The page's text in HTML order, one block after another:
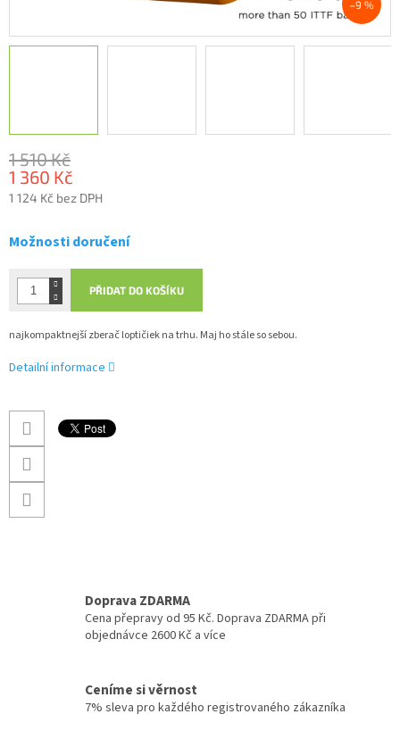
–9 %
1 510 Kč
1 360 Kč
1 124 Kč bez DPH
cena:
Možnosti doručení
PŘIDAT DO KOŠÍKU
najkompaktnejší zberač loptičiek na trhu. Maj ho stále so sebou.
Detailní informace
Doprava ZDARMA
Cena přepravy od 95 Kč. Doprava ZDARMA při
objednávce 2600 Kč a více
Ceníme si věrnost
7% sleva pro každého registrovaného zákazníka